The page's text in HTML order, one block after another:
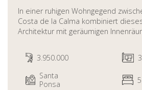
In einer ruhigen Wohngegend
Costa de la Calma kombiniert
Architektur mit geräumigen
3.950.000
Santa
Ponsa
5